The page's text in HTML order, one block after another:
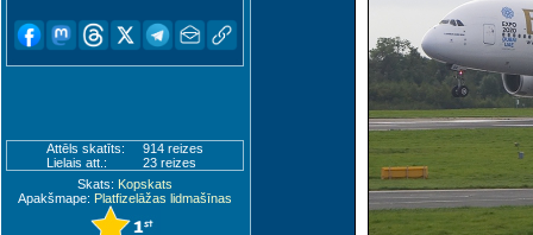
Attēls skatīts:
914 reizes
Lielais att.:
23 reizes
Skats: Kopskats
Apakšmape: Platfizelāžas lidmašīnas